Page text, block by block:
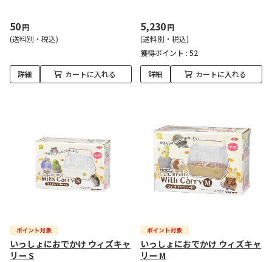
50円
(送料別・税込)
詳細 カートに入れる
5,230円
(送料別・税込)
獲得ポイント : 52
詳細 カートに入れる
いっしょにおでかけ ウィズキャ
リー S
いっしょにおでかけ ウィズキャ
リー M